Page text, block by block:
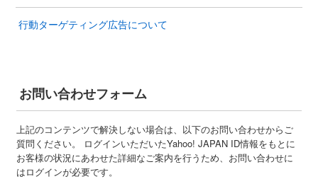
行動ターゲティング広告について
お問い合わせフォーム
上記のコンテンツで解決しない場合は、以下のお問い合わせからご
質問ください。 ログインいただいたYahoo! JAPAN ID情報をもとに
お客様の状況にあわせた詳細なご案内を行うため、お問い合わせに
はログインが必要です。